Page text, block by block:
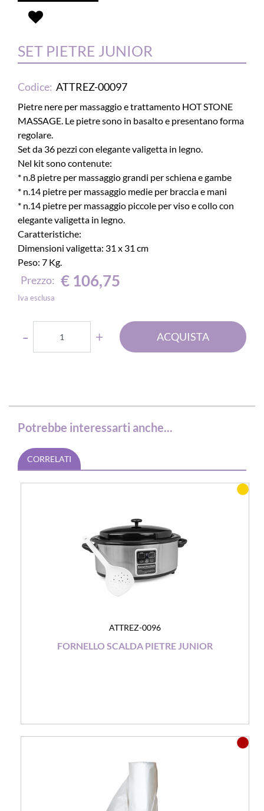
SET PIETRE JUNIOR
Codice: ATTREZ-00097
Pietre nere per massaggio e trattamento HOT STONE
MASSAGE. Le pietre sono in basalto e presentano forma
regolare.
Set da 36 pezzi con elegante valigetta in legno.
Nel kit sono contenute:
* n.8 pietre per massaggio grandi per schiena e gambe
* n.14 pietre per massaggio medie per braccia e mani
* n.14 pietre per massaggio piccole per viso e collo con
elegante valigetta in legno.
Caratteristiche:
Dimensioni valigetta: 31 x 31 cm
Peso: 7 Kg.
Prezzo: € 106,75
Iva esclusa
Quantità
ACQUISTA
Potrebbe interessarti anche...
CORRELATI
ATTREZ-0096
FORNELLO SCALDA PIETRE JUNIOR